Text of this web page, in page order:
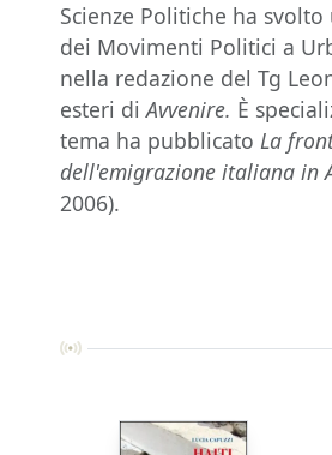
Scienze Politiche ha
dei Movimenti Politici a
nella redazione del Tg
esteri diAvvenire. È
tema ha pubblicatoLa
dell'emigrazione italiana in
2006).